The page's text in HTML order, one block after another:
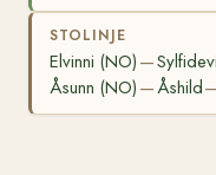
STOLINJE
Elvinni (NO) —
Åsunn (NO) —Åshild